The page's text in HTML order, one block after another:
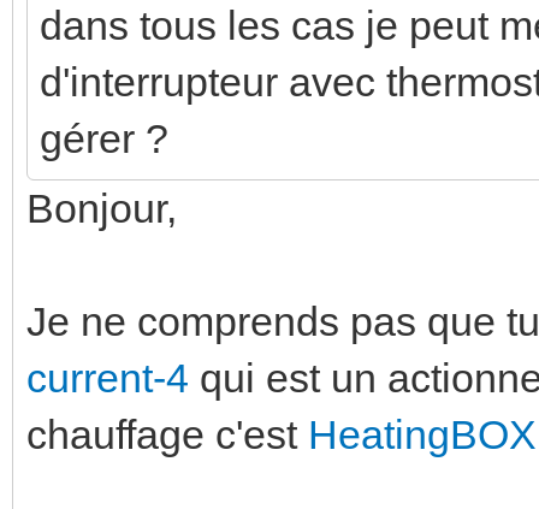
dans tous les cas je peut
d'interrupteur avec
gérer ?
Bonjour,
Je ne comprends pas que
current-4 qui est un
chauffage c'est